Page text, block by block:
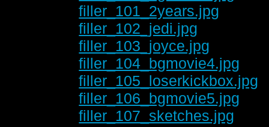
filler_101_2years.jpg
filler_102_jedi.jpg
filler_103_joyce.jpg
filler_104_bgmovie4.jpg
filler_105_loserkickbox.jpg
filler_106_bgmovie5.jpg
filler_107_sketches.jpg